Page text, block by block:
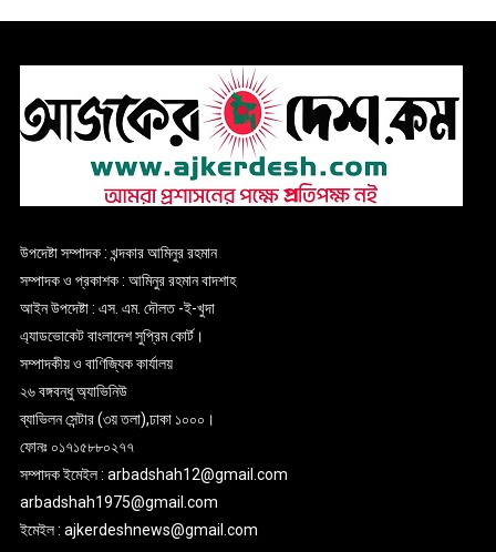
উপদেষ্টা সম্পাদক : খন্দকার আমিনুর রহমান
সম্পাদক ও প্রকাশক : আমিনুর রহমান বাদশাহ
আইন উপদেষ্টা : এস. এম. দৌলত -ই-খুদা
এ্যাডভোকেট বাংলাদেশ সুপ্রিম কোর্ট।
সম্পাদকীয় ও বাণিজ্যিক কার্যালয়
২৬ বঙ্গবন্ধু অ্যাভিনিউ
ব্যাভিলন সেন্টার (৩য় তলা),ঢাকা ১০০০।
ফোনঃ ০১৭১৫৮৮০২৭৭
সম্পাদক ইমেইল : arbadshah12@gmail.com
arbadshah1975@gmail.com
ইমেইল : ajkerdeshnews@gmail.com